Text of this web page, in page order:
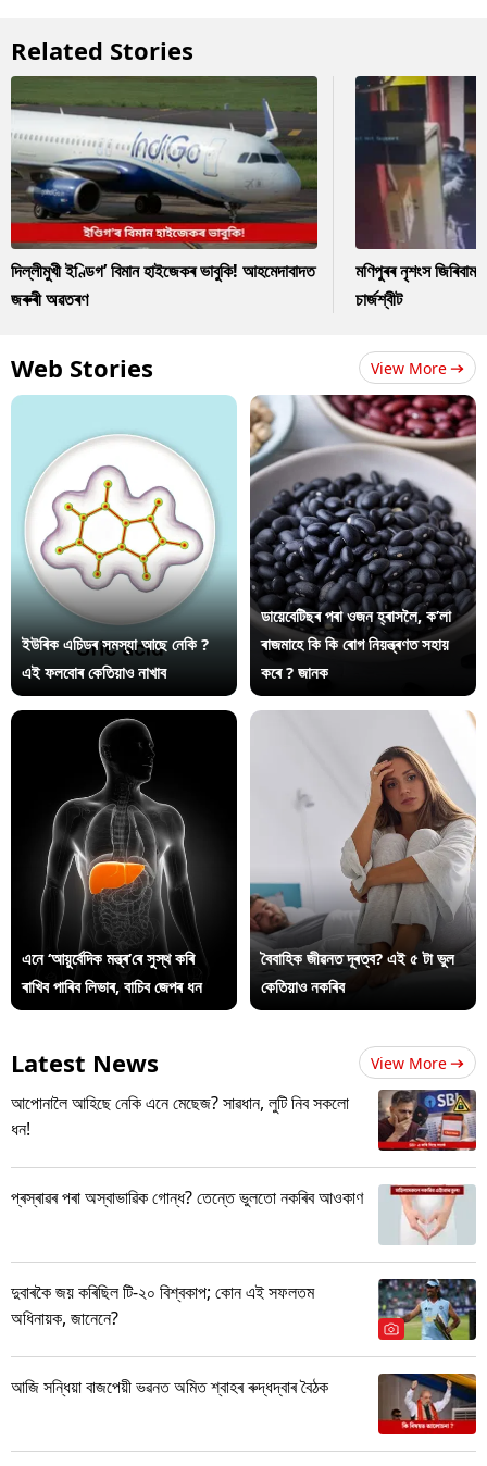
Related Stories
দিল্লীমুখী ইণ্ডিগ’ বিমান হাইজেকৰ ভাবুকি! আহমেদাবাদত
জৰুৰী অৱতৰণ
মণিপুৰৰ নৃশংস জিৰিবাম
চাৰ্জশ্বীট
Web Stories View More
ইউৰিক এচিডৰ সমস্যা আছে নেকি ?
এই ফলবোৰ কেতিয়াও নাখাব
ডায়েবেটিছৰ পৰা ওজন হ্ৰাসলৈ, ক’লা
ৰাজমাহে কি কি ৰোগ নিয়ন্ত্ৰণত সহায়
কৰে ? জানক
এনে ‘আয়ুৰ্বেদিক মন্ত্ৰ’ৰে সুস্থ কৰি
ৰাখিব পাৰিব লিভাৰ, বাচিব জেপৰ ধন
বৈবাহিক জীৱনত দূৰত্ব? এই ৫ টা ভুল
কেতিয়াও নকৰিব
Latest News View More
আপোনালৈ আহিছে নেকি এনে মেছেজ? সাৱধান, লুটি নিব সকলো
ধন!
প্ৰস্ৰাৱৰ পৰা অস্বাভাৱিক গোন্ধ? তেন্তে ভুলতো নকৰিব আওকাণ
দুবাৰকৈ জয় কৰিছিল টি-২০ বিশ্বকাপ; কোন এই সফলতম
অধিনায়ক, জানেনে?
আজি সন্ধিয়া বাজপেয়ী ভৱনত অমিত শ্বাহৰ ৰুদ্ধদ্বাৰ বৈঠক